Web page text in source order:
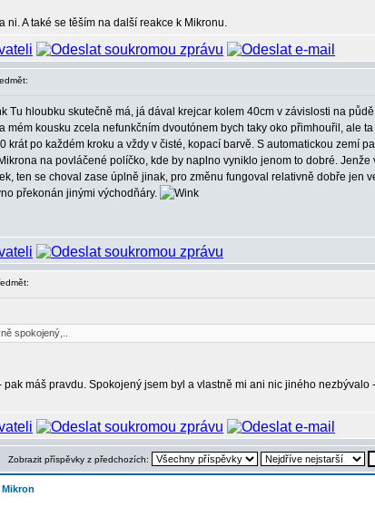
ni. A také se těším na další reakce k Mikronu.
Tu hloubku skutečně má, já dával krejcar kolem 40cm v závislosti na
mém kousku zcela nefunkčním dvoutónem bych taky oko přimhouřil, ale
krát po každém kroku a vždy v čisté, kopací barvě. S automatickou zemí
na povláčené políčko, kde by naplno vyniklo jenom to dobré.
ten se choval zase úplně jinak, pro změnu fungoval relativně dobře jen
překonán jinými východňáry.
spokojený,..
pak máš pravdu. Spokojený jsem byl a vlastně mi ani nic jiného
Zobrazit příspěvky z předchozích:
Mikron